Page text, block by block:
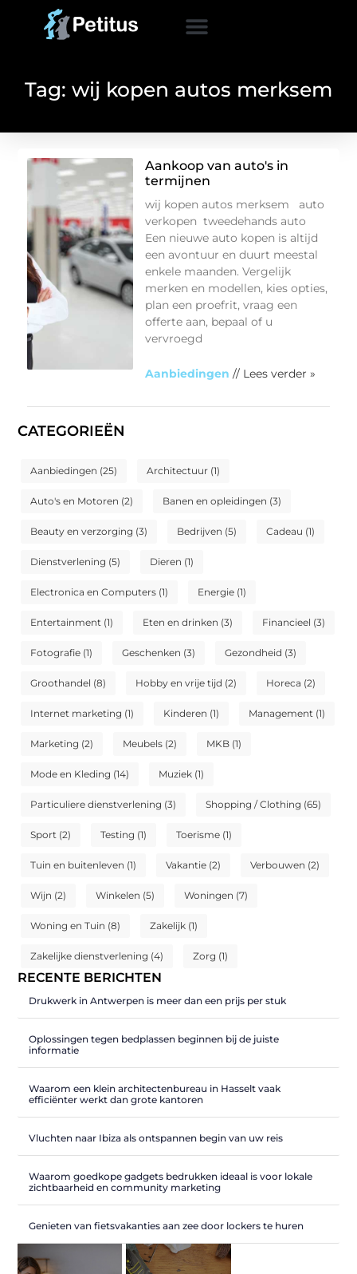
Tag: wij kopen autos merksem
CATEGORIEËN
Aanbiedingen (25) Architectuur (1)
Auto's en Motoren (2) Banen en opleidingen (3)
Beauty en verzorging (3) Bedrijven (5) Cadeau (1)
Dienstverlening (5) Dieren (1)
Electronica en Computers (1) Energie (1)
Entertainment (1) Eten en drinken (3) Financieel (3)
Fotografie (1) Geschenken (3) Gezondheid (3)
Groothandel (8) Hobby en vrije tijd (2) Horeca (2)
Internet marketing (1) Kinderen (1) Management (1)
Marketing (2) Meubels (2) MKB (1)
Mode en Kleding (14) Muziek (1)
Particuliere dienstverlening (3) Shopping / Clothing (65)
Sport (2) Testing (1) Toerisme (1)
Tuin en buitenleven (1) Vakantie (2) Verbouwen (2)
Wijn (2) Winkelen (5) Woningen (7)
Woning en Tuin (8) Zakelijk (1)
Zakelijke dienstverlening (4) Zorg (1)
RECENTE BERICHTEN
Drukwerk in Antwerpen is meer dan een prijs per stuk
Oplossingen tegen bedplassen beginnen bij de juiste
informatie
Waarom een klein architectenbureau in Hasselt vaak
efficiënter werkt dan grote kantoren
Vluchten naar Ibiza als ontspannen begin van uw reis
Waarom goedkope gadgets bedrukken ideaal is voor lokale
zichtbaarheid en community marketing
Genieten van fietsvakanties aan zee door lockers te huren
Aankoop van auto's in
termijnen
wij kopen autos merksem auto
verkopen tweedehands auto
Een nieuwe auto kopen is altijd
een avontuur en duurt meestal
enkele maanden. Vergelijk
merken en modellen, kies opties,
plan een proefrit, vraag een
offerte aan, bepaal of u
vervroegd
Aanbiedingen // Lees verder »